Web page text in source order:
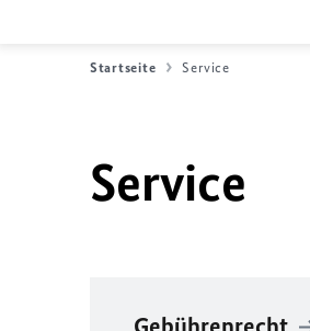
Startseite Service
Service